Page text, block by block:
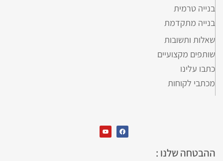
בנייה טרמית
בנייה מתקדמת
שאלות ותשובות
שותפים מקצועיים
כתבו עלינו
מכתבי לקוחות
ההבטחה שלנו :